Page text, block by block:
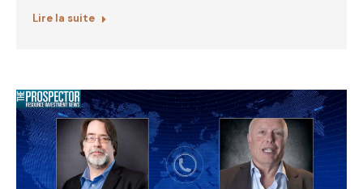
Lire la suite